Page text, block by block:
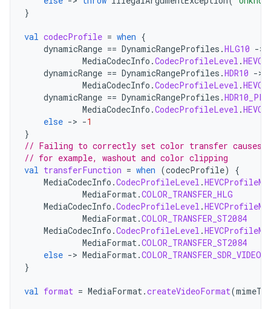
}
val codecProfile = when {
dynamicRange == DynamicRangeProfiles .HLG10 ->
MediaCodecInfo .CodecProfileLevel .
dynamicRange == DynamicRangeProfiles .HDR10 ->
MediaCodecInfo .CodecProfileLevel .
dynamicRange == DynamicRangeProfiles .
MediaCodecInfo .CodecProfileLevel .
else -> -1
}
// Failing to correctly set color transfer causes
// for example, washout and color clipping
val transferFunction = when (codecProfile)
{
MediaCodecInfo .CodecProfileLevel .
MediaFormat.COLOR_TRANSFER_HLG
MediaCodecInfo .CodecProfileLevel .
MediaFormat.COLOR_TRANSFER_ST2084
MediaCodecInfo .CodecProfileLevel .
MediaFormat.COLOR_TRANSFER_ST2084
else -> MediaFormat.COLOR_TRANSFER_SDR_VIDEO
}
val format = MediaFormat.createVideoFormat(